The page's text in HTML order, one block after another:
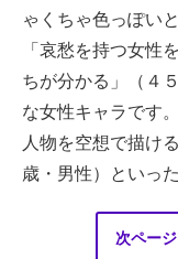
ゃくちゃ色っぽい
「哀愁を持つ女性
ちが分かる」（４
な女性キャラです
人物を空想で描け
歳・男性）といっ
次ペー